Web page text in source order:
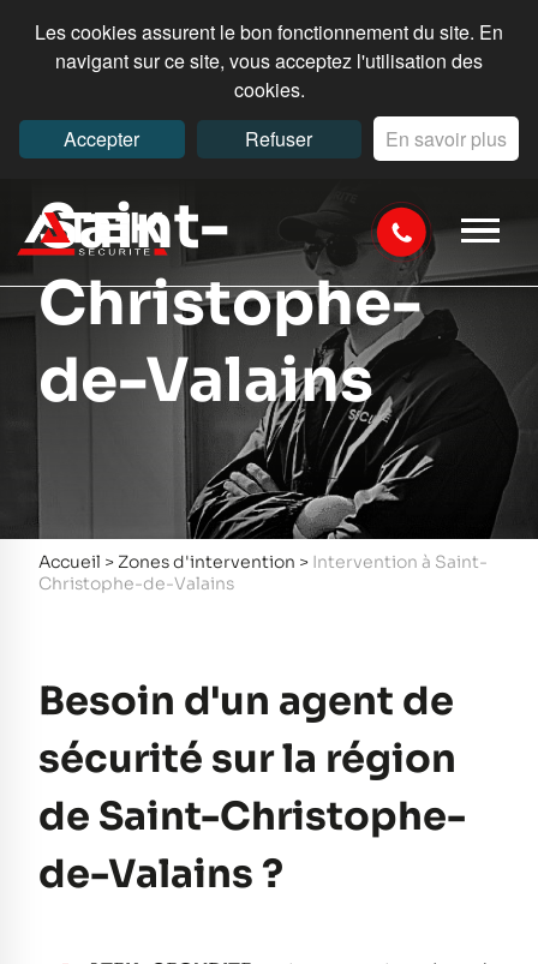
Les cookies assurent le bon fonctionnement du site. En
navigant sur ce site, vous acceptez l'utilisation des
cookies.
Accepter
Refuser En savoir plus
Intervention à
Saint-
Christophe-
de-Valains
Accueil > Zones d'intervention > Intervention à Saint-
Christophe-de-Valains
Besoin d'un agent de
sécurité sur la région
de Saint-Christophe-
de-Valains ?